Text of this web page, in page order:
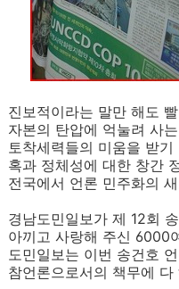
진보적이라는 말만 해도
자본의 탄압에 억눌려 사
토착세력들의 미움을 받
혹과 정체성에 대한 창간
전국에서 언론 민주화의
경남도민일보가 제 12회
아끼고 사랑해 주신 6000
도민일보는 이번 송건호
참언론으로서의 책무에